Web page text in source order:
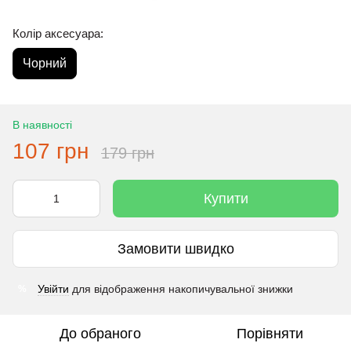
Колір аксесуара:
Чорний
В наявності
107 грн 179 грн
Купити
Замовити швидко
Увійти для відображення накопичувальної знижки
До обраного Порівняти